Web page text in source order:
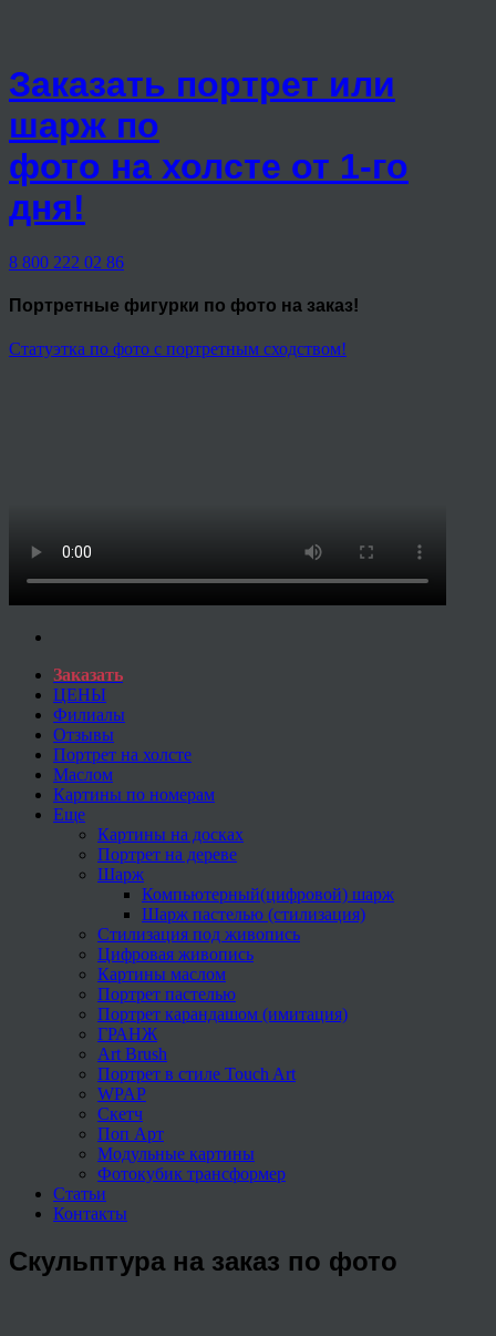
Заказать портрет или
шарж по
фото на холсте от 1-го
дня!
8 800 222 02 86
Портретные фигурки по фото на заказ!
Статуэтка по фото с портретным сходством!
Заказать
ЦЕНЫ
Филиалы
Отзывы
Портрет на холсте
Маслом
Картины по номерам
Еще
Картины на досках
Портрет на дереве
Шарж
Компьютерный(цифровой) шарж
Шарж пастелью (стилизация)
Стилизация под живопись
Цифровая живопись
Картины маслом
Портрет пастелью
Портрет карандашом (имитация)
ГРАНЖ
Art Brush
Портрет в стиле Touch Art
WPAP
Скетч
Поп Арт
Модульные картины
Фотокубик трансформер
Статьи
Контакты
Скульптура на заказ по фото